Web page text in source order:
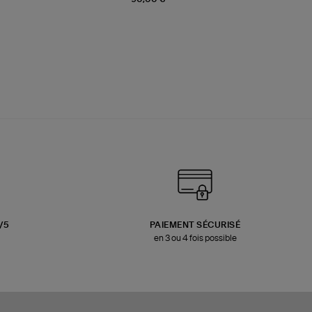
5
PAIEMENT SÉCURISÉ
en 3 ou 4 fois possible